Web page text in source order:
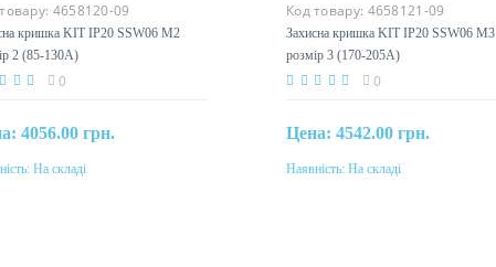
4658120-09
кришка KIT IP20 SSW06 M2
2 (85-130A)
0
4056.00 грн.
КупитиНа складі
Код товару: 4658121-09
Захисна кришка KIT IP20 SSW06 M3
розмір 3 (170-205A)
0
Цена: 4542.00 грн.
Купити
Наявність: На складі